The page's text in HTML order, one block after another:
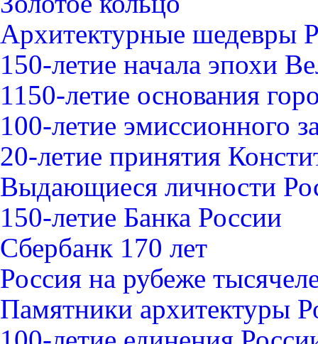
Архитектурные шедевры
150-летие начала эпохи
1150-летие основания
100-летие эмиссионного
20-летие принятия
Выдающиеся личности
150-летие Банка России
Сбербанк 170 лет
Россия на рубеже
Памятники архитектуры